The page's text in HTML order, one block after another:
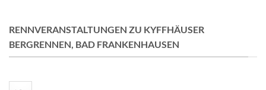
RENNVERANSTALTUNGEN ZU KYFFHÄUSER
BERGRENNEN, BAD FRANKENHAUSEN